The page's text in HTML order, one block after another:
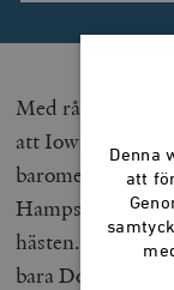
Med rådande
att Iowas och
barometrar
Hampshire blivit
hästen. Av de
bara Donald
Denna
att